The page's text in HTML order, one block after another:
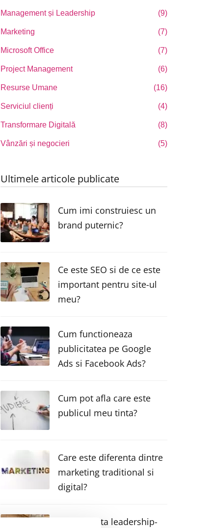
Management și Leadership (9)
Marketing (7)
Microsoft Office (7)
Project Management (6)
Resurse Umane (16)
Serviciul clienți (4)
Transformare Digitală (8)
Vânzări și negocieri (5)
Ultimele articole publicate
Cum imi construiesc un
brand puternic?
Ce este SEO si de ce este
important pentru site-ul
meu?
Cum functioneaza
publicitatea pe Google
Ads si Facebook Ads?
Cum pot afla care este
publicul meu tinta?
Care este diferenta dintre
marketing traditional si
digital?
Ce ne invata leadership-